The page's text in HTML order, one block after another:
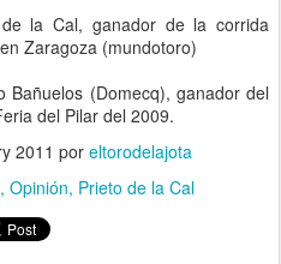
la Cal, ganador de la corrida
Zaragoza (mundotoro)
Bañuelos (Domecq), ganador del
del Pilar del 2009.
2011 por eltorodelajota
Opinión Prieto de la Cal